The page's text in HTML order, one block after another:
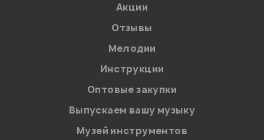
на обработку персональных данных в
Политикой в отношении обработки
персональных данных.
Введите проверочное число:
Акции
Отзывы
Мелодии
Инструкции
Оптовые закупки
Выпускаем вашу музыку
Музей инструментов